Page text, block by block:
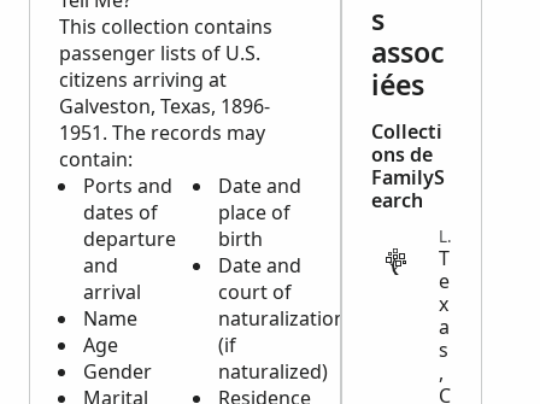
This collection contains
passenger lists of U.S.
citizens arriving at
Galveston, Texas, 1896-
1951. The records may
contain:
Ports and
dates of
departure
and
arrival
Name
Age
Gender
Marital
Date and
place of
birth
Date and
court of
naturalization
(if
naturalized)
Residence
s
assoc
iées
Collecti
ons de
FamilyS
earch
LEGAL
T
e
x
a
s
,
C